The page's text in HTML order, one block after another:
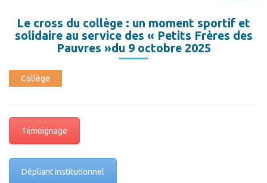
Le cross du collège : un moment sportif et
solidaire au service des « Petits Frères des
Pauvres »du 9 octobre 2025
Collège
Témoignage
Dépliant institutionnel